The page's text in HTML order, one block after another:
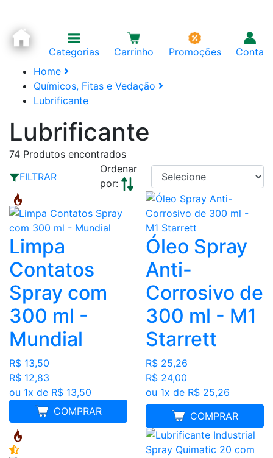
Categorias Carrinho Promoções
Conta
Home
Químicos, Fitas e Vedação
Lubrificante
Lubrificante
74 Produtos encontrados
FILTRAR
Ordenar
por:
Limpa
Contatos
Spray com
300 ml -
Mundial
R$ 13,50
R$ 12,83
ou 1x de R$ 13,50
COMPRAR
Óleo Spray
Anti-
Corrosivo de
300 ml - M1
Starrett
R$ 25,26
R$ 24,00
ou 1x de R$ 25,26
COMPRAR
MELHOR PREÇO